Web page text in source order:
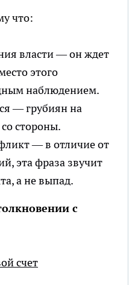
что:
власти — он ждет
этого
наблюдением.
— грубиян на
стороны.
— в отличие от
эта фраза звучит
а не выпад.
с
счет